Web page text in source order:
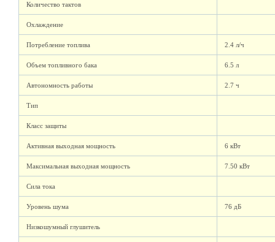
Количество тактов
Охлаждение
Потребление топлива 2.4 л/ч
Объем топливного бака 6.5 л
Автономность работы 2.7 ч
Тип
Класс защиты
Активная выходная мощность 6 кВт
Максимальная выходная мощность 7.50 кВт
Сила тока
Уровень шума 76 дБ
Низкошумный глушитель